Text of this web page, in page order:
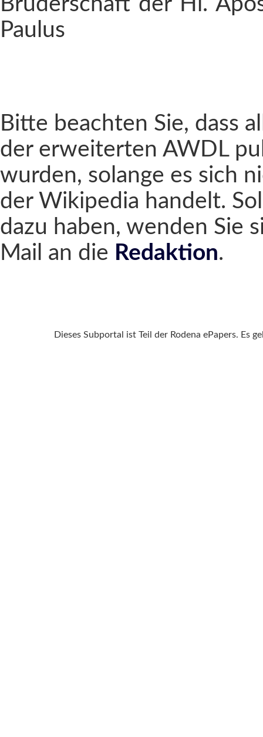
Paulus
Bitte beachten Sie, dass
der erweiterten AWDL
wurden, solange es sich
der Wikipedia handelt.
dazu haben, wenden Sie
Mail an die Redaktion.
Dieses Subportal ist Teil der Rodena ePapers. Es